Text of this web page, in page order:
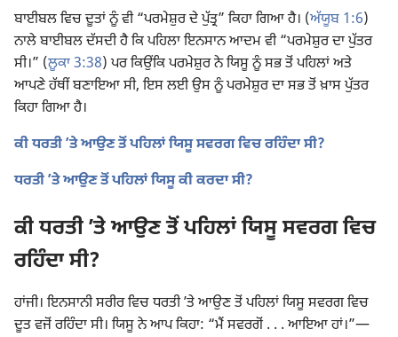
ਬਾਈਬਲ ਵਿਚ ਦੂਤਾਂ ਨੂੰ ਵੀ “ਪਰਮੇਸ਼ੁਰ ਦੇ ਪੁੱਤ੍ਰ” ਕਿਹਾ ਗਿਆ ਹੈ। (ਅੱਯੂਬ 1:6)
ਨਾਲੇ ਬਾਈਬਲ ਦੱਸਦੀ ਹੈ ਕਿ ਪਹਿਲਾ ਇਨਸਾਨ ਆਦਮ ਵੀ “ਪਰਮੇਸ਼ੁਰ ਦਾ ਪੁੱਤਰ
ਸੀ।” (ਲੂਕਾ 3:38) ਪਰ ਕਿਉਂਕਿ ਪਰਮੇਸ਼ੁਰ ਨੇ ਯਿਸੂ ਨੂੰ ਸਭ ਤੋਂ ਪਹਿਲਾਂ ਅਤੇ
ਆਪਣੇ ਹੱਥੀਂ ਬਣਾਇਆ ਸੀ, ਇਸ ਲਈ ਉਸ ਨੂੰ ਪਰਮੇਸ਼ੁਰ ਦਾ ਸਭ ਤੋਂ ਖ਼ਾਸ ਪੁੱਤਰ
ਕਿਹਾ ਗਿਆ ਹੈ।
ਕੀ ਧਰਤੀ ʼਤੇ ਆਉਣ ਤੋਂ ਪਹਿਲਾਂ ਯਿਸੂ ਸਵਰਗ ਵਿਚ ਰਹਿੰਦਾ ਸੀ?
ਧਰਤੀ ʼਤੇ ਆਉਣ ਤੋਂ ਪਹਿਲਾਂ ਯਿਸੂ ਕੀ ਕਰਦਾ ਸੀ?
ਕੀ ਧਰਤੀ ʼਤੇ ਆਉਣ ਤੋਂ ਪਹਿਲਾਂ ਯਿਸੂ ਸਵਰਗ ਵਿਚ
ਰਹਿੰਦਾ ਸੀ?
ਹਾਂਜੀ। ਇਨਸਾਨੀ ਸਰੀਰ ਵਿਚ ਧਰਤੀ ʼਤੇ ਆਉਣ ਤੋਂ ਪਹਿਲਾਂ ਯਿਸੂ ਸਵਰਗ ਵਿਚ
ਦੂਤ ਵਜੋਂ ਰਹਿੰਦਾ ਸੀ। ਯਿਸੂ ਨੇ ਆਪ ਕਿਹਾ: “ਮੈਂ ਸਵਰਗੋਂ . . . ਆਇਆ ਹਾਂ।”—